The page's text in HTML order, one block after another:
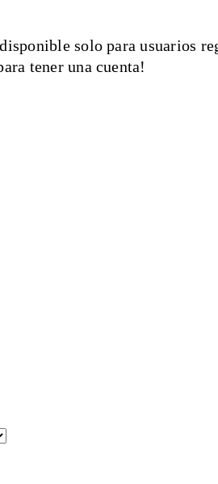
solo para usuarios
tener una cuenta!